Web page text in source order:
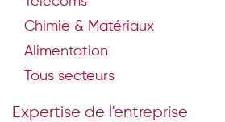
Chimie & Matériaux
Alimentation
Tous secteurs
Expertise de l'entreprise